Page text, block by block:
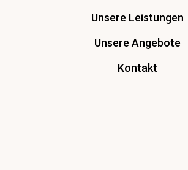
Unsere Leistungen
Unsere Angebote
Kontakt